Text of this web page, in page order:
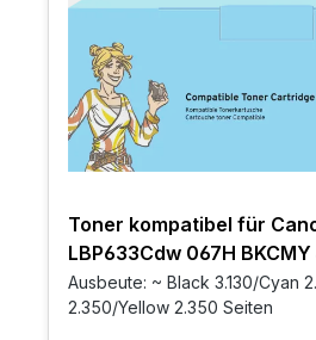
Toner kompatibel für
LBP633Cdw 067H
Ausbeute: ~ Black 3.130/Cyan
2.350/Yellow 2.350 Seiten